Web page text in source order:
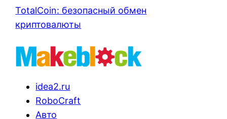
TotalCoin: безопасный обмен
криптовалюты
idea2.ru
RoboCraft
Авто